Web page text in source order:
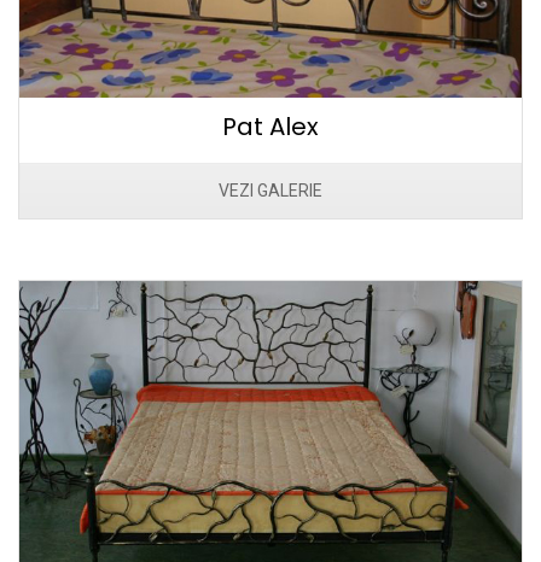
Pat Alex
VEZI GALERIE